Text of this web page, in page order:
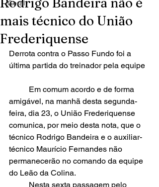
Geral
mais técnico do União
Frederiquense
Derrota contra o Passo Fundo foi a
última partida do treinador pela equipe
amigável, na manhã desta segunda-
feira, dia 23, o União Frederiquense
comunica, por meio desta nota, que o
técnico Rodrigo Bandeira e o auxiliar-
técnico Maurício Fernandes não
permanecerão no comando da equipe
do Leão da Colina.